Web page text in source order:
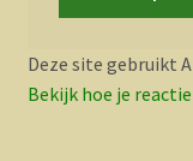
Deze site gebruikt
Bekijk hoe je